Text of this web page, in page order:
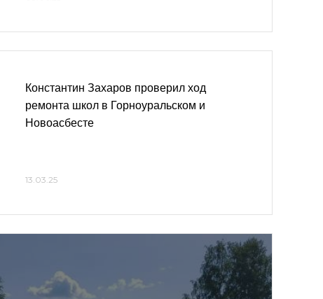
Константин Захаров проверил ход
ремонта школ в Горноуральском и
Новоасбесте
13.03.25